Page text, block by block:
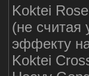
Koktei
(не
эффекту
Koktei